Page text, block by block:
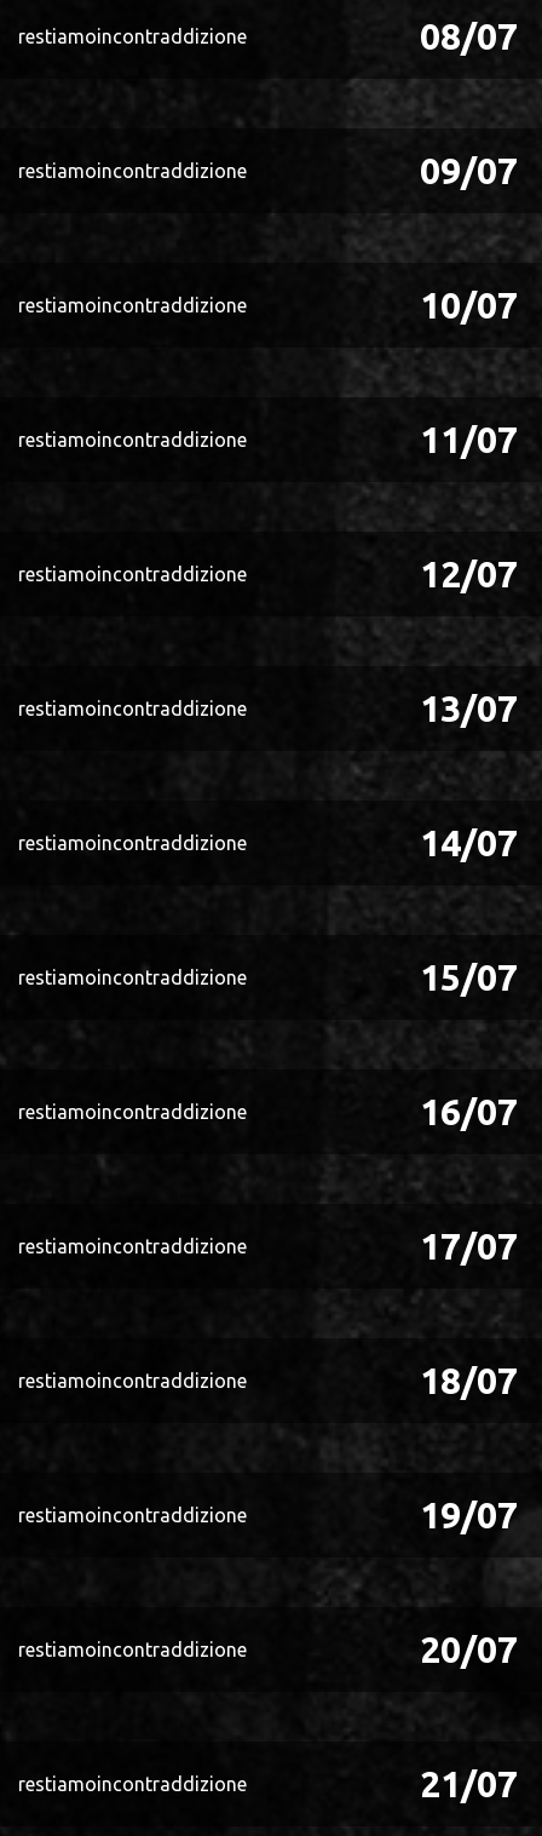
restiamoincontraddizione 08/07
restiamoincontraddizione 09/07
restiamoincontraddizione 10/07
restiamoincontraddizione 11/07
restiamoincontraddizione 12/07
restiamoincontraddizione 13/07
restiamoincontraddizione 14/07
restiamoincontraddizione 15/07
restiamoincontraddizione 16/07
restiamoincontraddizione 17/07
restiamoincontraddizione 18/07
restiamoincontraddizione 19/07
restiamoincontraddizione 20/07
restiamoincontraddizione 21/07